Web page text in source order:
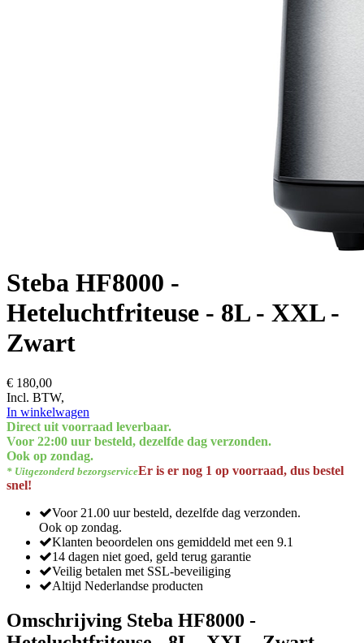
Steba HF8000 -
Heteluchtfriteuse - 8L - XXL -
Zwart
€ 180,00
Incl. BTW,
In winkelwagen
Direct uit voorraad leverbaar.
Voor 22:00 uur besteld, dezelfde dag verzonden.
Ook op zondag.
* Uitgezonderd bezorgserviceEr is er nog 1 op voorraad, dus bestel
snel!
Voor 21.00 uur besteld, dezelfde dag verzonden.
Ook op zondag.
Klanten beoordelen ons gemiddeld met een 9.1
14 dagen niet goed, geld terug garantie
Veilig betalen met SSL-beveiliging
Altijd Nederlandse producten
Omschrijving Steba HF8000 -